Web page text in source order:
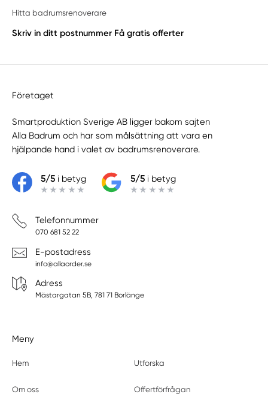
Hitta badrumsrenoverare
Skriv in ditt postnummer Få gratis offerter
Företaget
Smartproduktion Sverige AB ligger bakom sajten
Alla Badrum och har som målsättning att vara en
hjälpande hand i valet av badrumsrenoverare.
5/5i betyg 5/5i betyg
Telefonnummer
070 681 52 22
E-postadress
info@allaorder.se
Adress
Mästargatan 5B, 781 71 Borlänge
Meny
Hem Utforska
Om oss Offertförfrågan